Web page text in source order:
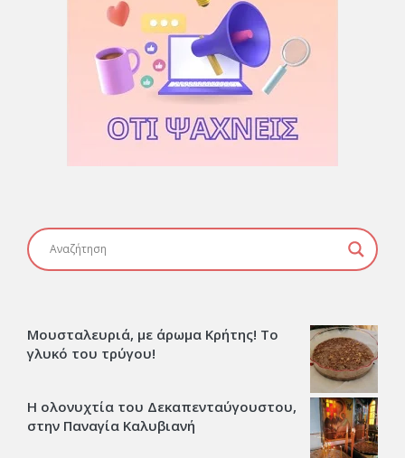
Μουσταλευριά, με άρωμα Κρήτης! Το
γλυκό του τρύγου!
Η ολονυχτία του Δεκαπενταύγουστου,
στην Παναγία Καλυβιανή